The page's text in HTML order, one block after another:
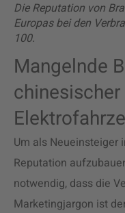
Die Reputation von
Europas bei den
100.
Mangelnde
chinesischer
Um als Neueinsteiger
Reputation
notwendig, dass die
Marketingjargon ist